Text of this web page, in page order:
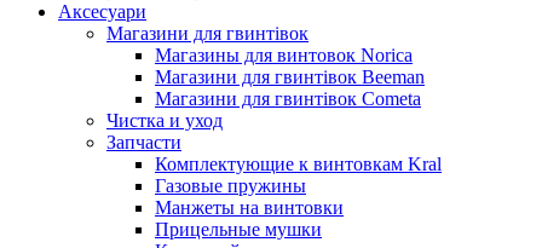
Аксесуари
Магазини для гвинтівок
Магазины для винтовок Norica
Магазини для гвинтівок Beeman
Магазини для гвинтівок Cometa
Чистка и уход
Запчасти
Комплектующие к винтовкам Kral
Газовые пружины
Манжеты на винтовки
Прицельные мушки